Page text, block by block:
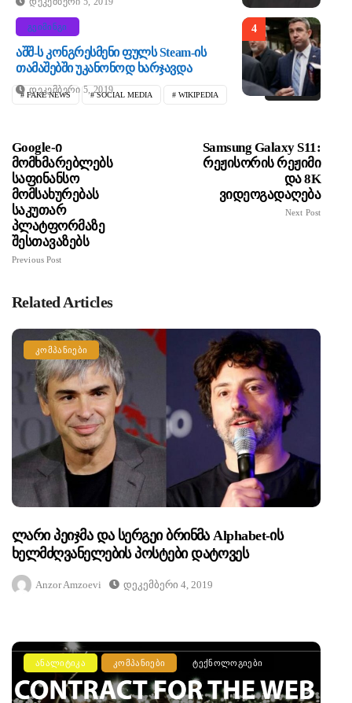
4
ᲒᲔᲘᲛᲘᲜᲒᲘ
Აშშ-Ს Კონგრესმენი Ფულს Steam-Ის
Თამაშებში Უკანონოდ Ხარჯავდა
Დეკემბერი 5, 2019
FAKE NEWS SOCIAL MEDIA WIKIPEDIA SHARE
Google-Ი
Მომხმარებლებს
Საფინანსო
Მომსახურებას
Საკუთარ
Პლატფორმაზე
Შესთავაზებს
Previous Post
Samsung Galaxy S11:
Რეჟისორის Რეჟიმი
Და 8K
Ვიდეოგადაღება
Next Post
Related Articles
ᲙᲝᲛᲞᲐᲜᲘᲔᲑᲘ
Ლარი Პეიჯმა Და Სერგეი Ბრინმა Alphabet-Ის
Ხელმძღვანელების Პოსტები Დატოვეს
Anzor Amzoevi Დეკემბერი 4, 2019
ᲐᲜᲐᲚᲘᲢᲘᲙᲐ ᲙᲝᲛᲞᲐᲜᲘᲔᲑᲘ ᲢᲔᲥᲜᲝᲚᲝᲒᲘᲔᲑᲘ